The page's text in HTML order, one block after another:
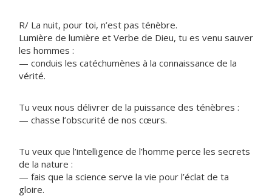
R/ La nuit, pour toi, n’est pas ténèbre.
Lumière de lumière et Verbe de Dieu, tu es venu sauver
les hommes :
— conduis les catéchumènes à la connaissance de la
vérité.
Tu veux nous délivrer de la puissance des ténèbres :
— chasse l’obscurité de nos cœurs.
Tu veux que l’intelligence de l’homme perce les secrets
de la nature :
— fais que la science serve la vie pour l’éclat de ta
gloire.